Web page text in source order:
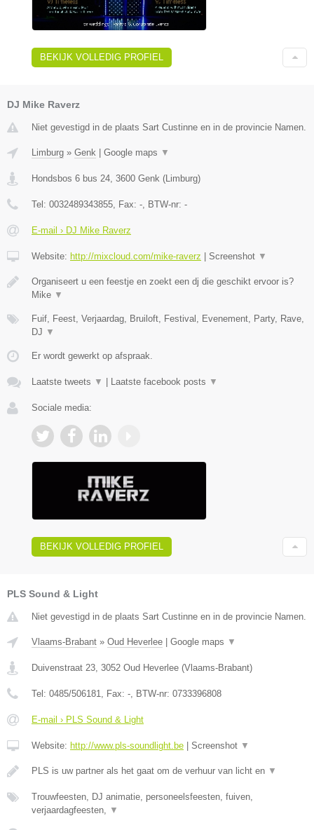
BEKIJK VOLLEDIG PROFIEL
DJ Mike Raverz
Niet gevestigd in de plaats Sart Custinne en in de provincie Namen.
Limburg » Genk Google maps ▼
Hondsbos 6 bus 24, 3600 Genk (Limburg)
Tel: 0032489343855, Fax: -, BTW-nr: -
E-mail › DJ Mike Raverz
Website: http://mixcloud.com/mike-raverz Screenshot ▼
Organiseert u een feestje en zoekt een dj die geschikt ervoor is?
Mike ▼
Fuif, Feest, Verjaardag, Bruiloft, Festival, Evenement, Party, Rave,
DJ ▼
Er wordt gewerkt op afspraak.
Laatste tweets ▼ Laatste facebook posts ▼
Sociale media:
BEKIJK VOLLEDIG PROFIEL
PLS Sound & Light
Niet gevestigd in de plaats Sart Custinne en in de provincie Namen.
Vlaams-Brabant » Oud Heverlee Google maps ▼
Duivenstraat 23, 3052 Oud Heverlee (Vlaams-Brabant)
Tel: 0485/506181, Fax: -, BTW-nr: 0733396808
E-mail › PLS Sound & Light
Website: http://www.pls-soundlight.be Screenshot ▼
PLS is uw partner als het gaat om de verhuur van licht en ▼
Trouwfeesten, DJ animatie, personeelsfeesten, fuiven,
verjaardagfeesten, ▼